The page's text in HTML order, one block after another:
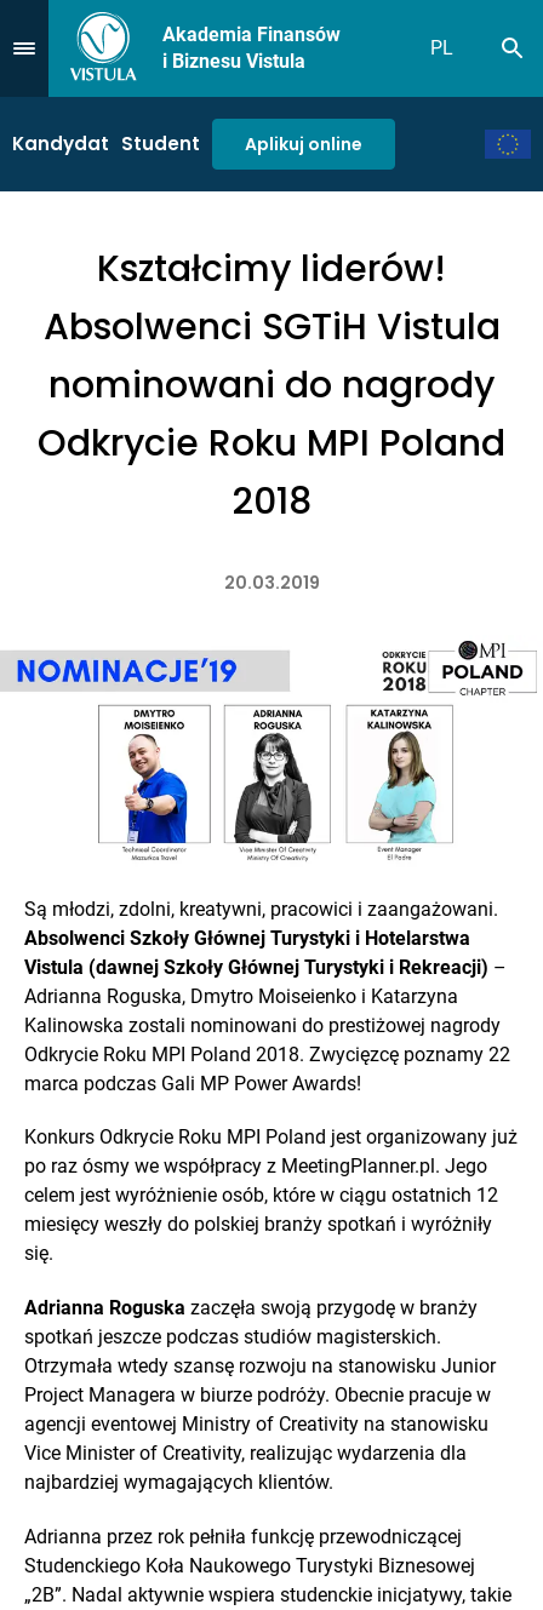
Przejdź do Menu
Akademia Finansów
i Biznesu Vistula
PL
Kandydat Student Aplikuj online
Kształcimy liderów!
Absolwenci SGTiH Vistula
nominowani do nagrody
Odkrycie Roku MPI Poland
2018
20.03.2019
Są młodzi, zdolni, kreatywni, pracowici i zaangażowani.
Absolwenci Szkoły Głównej Turystyki i Hotelarstwa
Vistula (dawnej Szkoły Głównej Turystyki i Rekreacji) –
Adrianna Roguska, Dmytro Moiseienko i Katarzyna
Kalinowska zostali nominowani do prestiżowej nagrody
Odkrycie Roku MPI Poland 2018. Zwycięzcę poznamy 22
marca podczas Gali MP Power Awards!
Konkurs Odkrycie Roku MPI Poland jest organizowany już
po raz ósmy we współpracy z MeetingPlanner.pl. Jego
celem jest wyróżnienie osób, które w ciągu ostatnich 12
miesięcy weszły do polskiej branży spotkań i wyróżniły
się.
Adrianna Roguska zaczęła swoją przygodę w branży
spotkań jeszcze podczas studiów magisterskich.
Otrzymała wtedy szansę rozwoju na stanowisku Junior
Project Managera w biurze podróży. Obecnie pracuje w
agencji eventowej Ministry of Creativity na stanowisku
Vice Minister of Creativity, realizując wydarzenia dla
najbardziej wymagających klientów.
Adrianna przez rok pełniła funkcję przewodniczącej
Studenckiego Koła Naukowego Turystyki Biznesowej
„2B”. Nadal aktywnie wspiera studenckie inicjatywy, takie